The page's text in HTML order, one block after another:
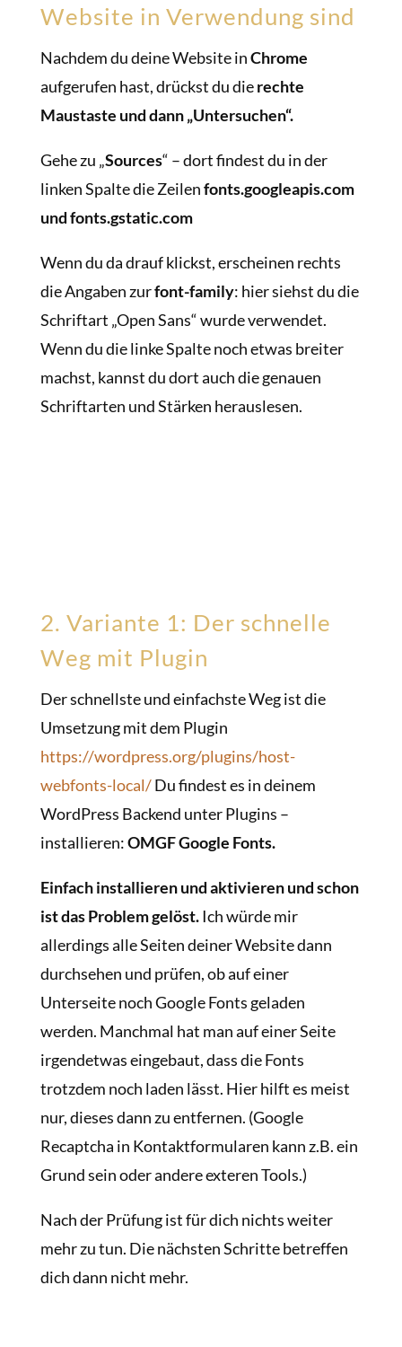
Website in Verwendung sind
Nachdem du deine Website inChrome
aufgerufen hast, drückst du dierechte
Maustaste und dann „Untersuchen“.
Gehe zu „Sources“ – dort findest du in der
linken Spalte die Zeilenfonts.googleapis.com
und fonts.gstatic.com
Wenn du da drauf klickst, erscheinen rechts
die Angaben zurfont-family: hier siehst du die
Schriftart „Open Sans“ wurde verwendet.
Wenn du die linke Spalte noch etwas breiter
machst, kannst du dort auch die genauen
Schriftarten und Stärken herauslesen.
2. Variante 1: Der schnelle
Weg mit Plugin
Der schnellste und einfachste Weg ist die
Umsetzung mit dem Plugin
https://wordpress.org/plugins/host-
webfonts-local/Du findest es in deinem
WordPress Backend unter Plugins –
installieren:OMGF Google Fonts.
Einfach installieren und aktivieren und schon
ist das Problem gelöst.Ich würde mir
allerdings alle Seiten deiner Website dann
durchsehen und prüfen, ob auf einer
Unterseite noch Google Fonts geladen
werden. Manchmal hat man auf einer Seite
irgendetwas eingebaut, dass die Fonts
trotzdem noch laden lässt. Hier hilft es meist
nur, dieses dann zu entfernen. (Google
Recaptcha in Kontaktformularen kann z.B. ein
Grund sein oder andere exteren Tools.)
Nach der Prüfung ist für dich nichts weiter
mehr zu tun. Die nächsten Schritte betreffen
dich dann nicht mehr.